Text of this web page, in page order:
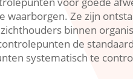
waarborgen.​ Ze zijn
binnen
de
systematisch te